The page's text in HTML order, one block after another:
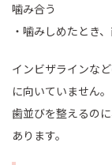
噛み合う
・噛みしめたとき
インビザラインな
に向いていません
歯並びを整えるの
あります。